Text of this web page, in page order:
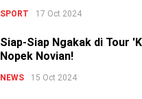
SPORT 17 Oct 2024
Siap-Siap Ngakak di Tour
Nopek Novian!
NEWS 15 Oct 2024